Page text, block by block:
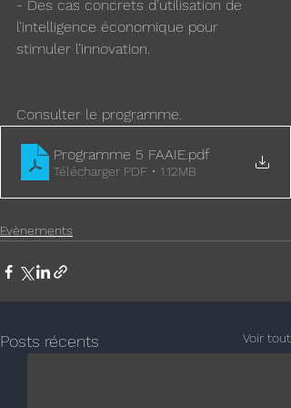
- Des cas concrets d’utilisation de
l’intelligence économique pour
stimuler l’innovation.
Consulter le programme.
Programme 5 FAAIE .pdf
Télécharger PDF • 1.12MB
Evènements
Posts récents Voir tout